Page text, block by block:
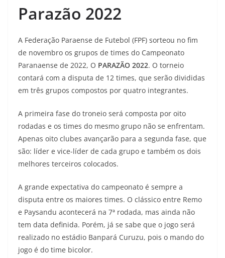
Parazão 2022
A Federação Paraense de Futebol (FPF) sorteou no fim
de novembro os grupos de times do Campeonato
Paranaense de 2022, O PARAZÃO 2022. O torneio
contará com a disputa de 12 times, que serão divididas
em três grupos compostos por quatro integrantes.
A primeira fase do troneio será composta por oito
rodadas e os times do mesmo grupo não se enfrentam.
Apenas oito clubes avançarão para a segunda fase, que
são: líder e vice-líder de cada grupo e também os dois
melhores terceiros colocados.
A grande expectativa do campeonato é sempre a
disputa entre os maiores times. O clássico entre Remo
e Paysandu acontecerá na 7ª rodada, mas ainda não
tem data definida. Porém, já se sabe que o jogo será
realizado no estádio Banpará Curuzu, pois o mando do
jogo é do time bicolor.